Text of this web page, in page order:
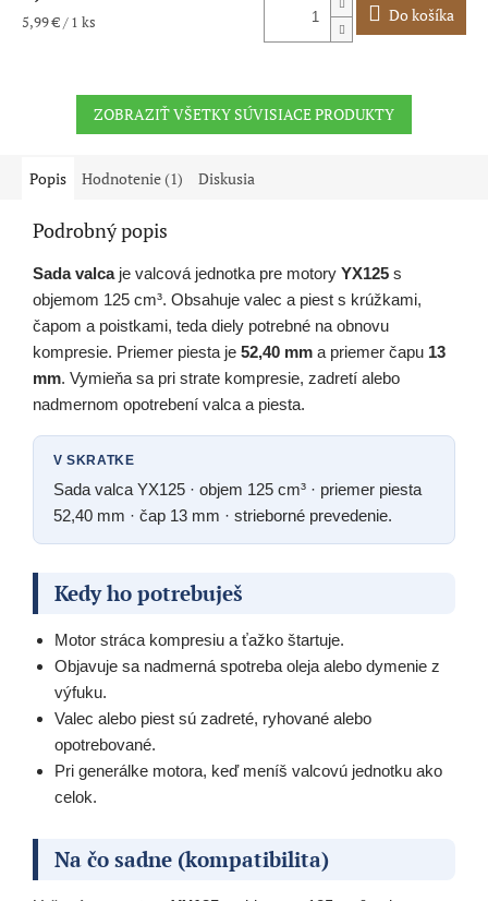
Jednotková
5,99 € / 1 ks Do košíka
ZOBRAZIŤ VŠETKY SÚVISIACE PRODUKTY
Popis Hodnotenie (1) Diskusia
Podrobný popis
Sada valcaje valcová jednotka pre motory YX125 s
objemom 125 cm³. Obsahuje valec a piest s krúžkami,
čapom a poistkami, teda diely potrebné na obnovu
kompresie. Priemer piesta je 52,40 mm a priemer čapu 13
mm. Vymieňa sa pri strate kompresie, zadretí alebo
nadmernom opotrebení valca a piesta.
V SKRATKE
Sada valca YX125 · objem 125 cm³ · priemer piesta
52,40 mm · čap 13 mm · strieborné prevedenie.
Kedy ho potrebuješ
Motor stráca kompresiu a ťažko štartuje.
Objavuje sa nadmerná spotreba oleja alebo dymenie z
výfuku.
Valec alebo piest sú zadreté, ryhované alebo
opotrebované.
Pri generálke motora, keď meníš valcovú jednotku ako
celok.
Na čo sadne (kompatibilita)